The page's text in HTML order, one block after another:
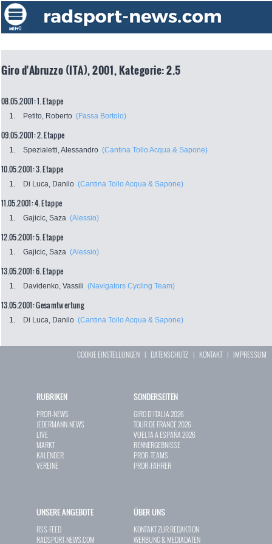
Giro d'Abruzzo (ITA), 2001, Kategorie: 2.5
08.05.2001: 1. Etappe
1. Petito, Roberto (Fassa Bortolo)
09.05.2001: 2. Etappe
1. Spezialetti, Alessandro (Cantina Tollo Acqua & Sapone)
10.05.2001: 3. Etappe
1. Di Luca, Danilo (Cantina Tollo Acqua & Sapone)
11.05.2001: 4. Etappe
1. Gajicic, Saza (Alessio)
12.05.2001: 5. Etappe
1. Gajicic, Saza (Alessio)
13.05.2001: 6. Etappe
1. Davidenko, Vassili (Navigators Cycling Team)
13.05.2001: Gesamtwertung
1. Di Luca, Danilo (Cantina Tollo Acqua & Sapone)
COOKIE EINSTELLUNGEN | DATENSCHUTZ | KONTAKT| IMPRESSUM
RUBRIKEN
PROFI-NEWS
JEDERMANN-NEWS
LIVE
MARKT
KALENDER
VEREINE
SONDERSEITEN
GIRO D`ITALIA 2026
TOUR DE FRANCE 2026
VUELTA A ESPAÑA 2026
RENNERGEBNISSE
PROFI-TEAMS
PROFI-FAHRER
UNSERE ANGEBOTE
RSS-FEED
RADSPORT-NEWS.COM
ÜBER UNS
KONTAKT ZUR REDAKTION
WERBUNG & MEDIADATEN